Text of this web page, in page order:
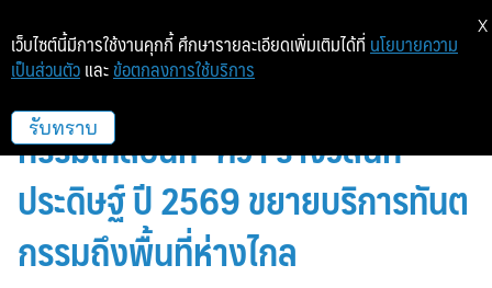
กรมอนามัย โชว์ ‘ชุดรักษาทางทันต
กรรมเคลื่อนที่’ คว้า รางวัลนัก
ประดิษฐ์ ปี 2569 ขยายบริการทันต
กรรมถึงพื้นที่ห่างไกล
เว็บไซต์นี้มีการใช้งานคุกกี้ ศึกษารายละเอียดเพิ่มเติมได้ที่ นโยบายความ
เป็นส่วนตัว และ ข้อตกลงการใช้บริการ
รับทราบ
X